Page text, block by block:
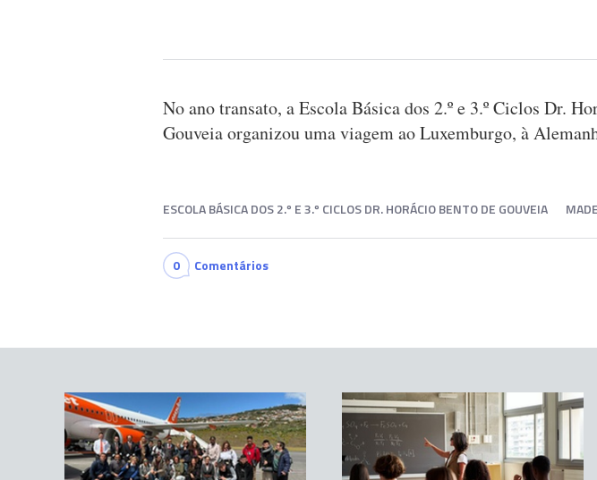
No ano transato, a Escola Básica dos 2.º e 3.º Ciclos Dr.
Gouveia organizou uma viagem ao Luxemburgo, à
ESCOLA BÁSICA DOS 2.º E 3.º CICLOS DR. HORÁCIO BENTO DE GOUVEIA
0 Comentários